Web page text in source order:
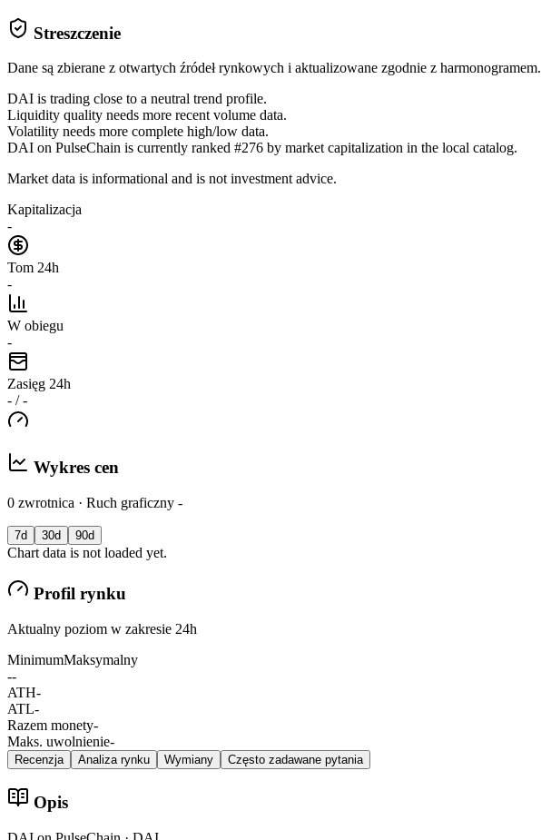
Streszczenie
Dane są zbierane z otwartych źródeł rynkowych i aktualizowane zgodnie z harmonogramem.
DAI is trading close to a neutral trend profile.
Liquidity quality needs more recent volume data.
Volatility needs more complete high/low data.
DAI on PulseChain is currently ranked #276 by market capitalization in the local catalog.
Market data is informational and is not investment advice.
Kapitalizacja
-
Tom 24h
-
W obiegu
-
Zasięg 24h
- / -
Wykres cen
0 zwrotnica · Ruch graficzny -
7d 30d 90d
Chart data is not loaded yet.
Profil rynku
Aktualny poziom w zakresie 24h
MinimumMaksymalny
--
ATH-
ATL-
Razem monety-
Maks. uwolnienie-
Recenzja Analiza rynku Wymiany Często zadawane pytania
Opis